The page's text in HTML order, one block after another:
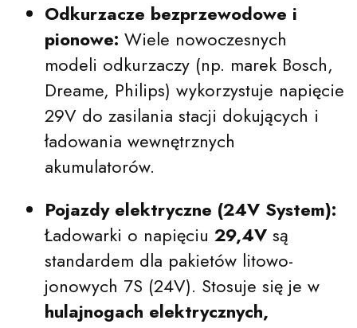
Odkurzacze bezprzewodowe i
pionowe: Wiele nowoczesnych
modeli odkurzaczy (np. marek Bosch,
Dreame, Philips) wykorzystuje napięcie
29V do zasilania stacji dokujących i
ładowania wewnętrznych
akumulatorów.
Pojazdy elektryczne (24V System):
Ładowarki o napięciu 29,4V są
standardem dla pakietów litowo-
jonowych 7S (24V). Stosuje się je w
hulajnogach elektrycznych,